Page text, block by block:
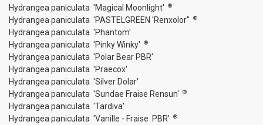
Hydrangea paniculata 'Magical Moonlight' ®
Hydrangea paniculata 'PASTELGREEN 'Renxolor'' ®
Hydrangea paniculata 'Phantom'
Hydrangea paniculata 'Pinky Winky'
®
Hydrangea paniculata 'Polar Bear PBR'
Hydrangea paniculata 'Praecox'
Hydrangea paniculata 'Silver Dolar'
Hydrangea paniculata 'Sundae Fraise Rensun'
®
Hydrangea paniculata 'Tardiva'
Hydrangea paniculata 'Vanille - Fraise PBR'
®